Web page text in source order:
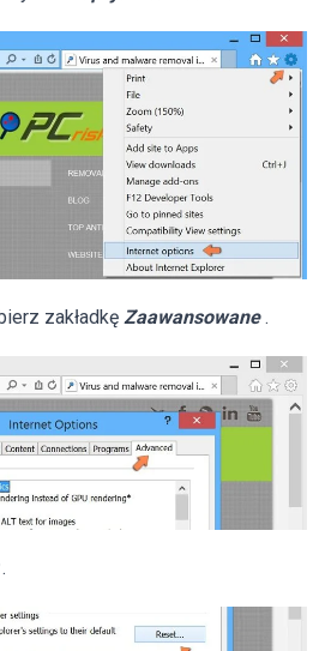
zakładkę Zaawansowane .
.